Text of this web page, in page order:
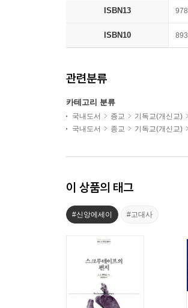
ISBN13
ISBN10
관련분류
카테고리 분류
국내도서 종교 기독교(개신교)
국내도서
종교 기독교(개신교)
이 상품의 태그
#신앙에세이 #고대사